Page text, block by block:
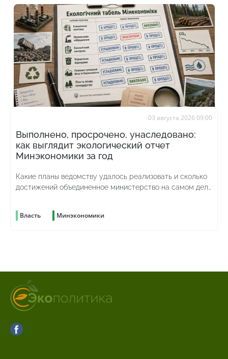
03 августа 2026 09:00
Выполнено, просрочено, унаследовано:
как выглядит экологический отчет
Минэкономики за год
Какие планы ведомству удалось реализовать и сколько
достижений объединенное министерство на самом деле
Власть Минэкономики